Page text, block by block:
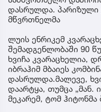
დასრულდა. პარიზული
მწვრთნელმა
ლუის ენრიკემ
შემადგენლობაში 90
ხვიჩა კვარაცხელია,
იბრაჰიმ მბაიეს
დასრულდა.მალევე,
დაარტყა, თუმცა „მან.
მეკარემ, ტომ